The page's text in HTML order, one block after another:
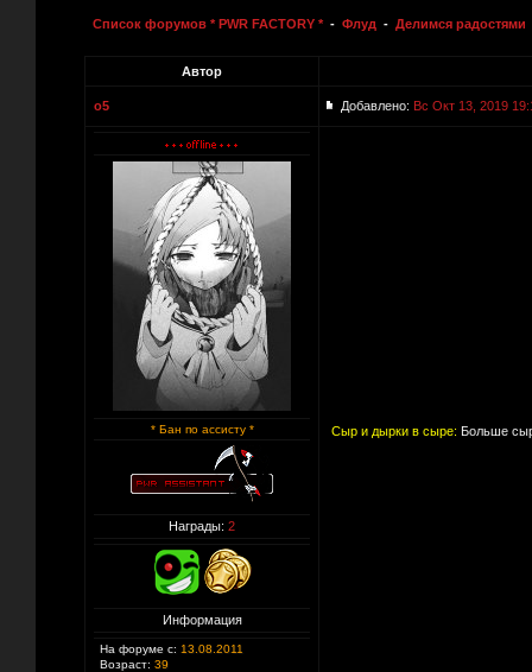
Список форумов * PWR FACTORY * - Флуд - Делимся радостями
Автор
o5 Добавлено: Вс Окт 13, 2019
* Бан по ассисту *
Награды: 2
Информация
На форуме с: 13.08.2011
Возраст: 39
Сыр и дырки в сыре: Больше